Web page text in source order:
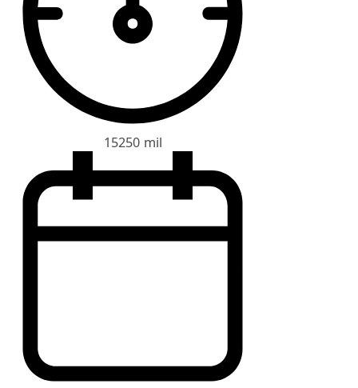
15250 mil